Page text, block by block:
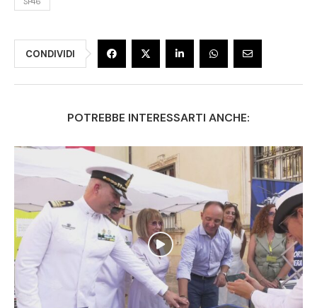
CONDIVIDI
POTREBBE INTERESSARTI ANCHE: